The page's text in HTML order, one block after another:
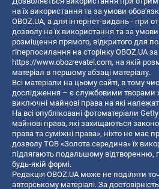
на їх використання та за умови
OBOZ.UA, а для інтернет-видань - при
дозволу на їх використання та за
розміщення прямого, відкритого для
гіперпосилання на сторінку OBOZ.UA
https://www.obozrevatel.com, на якій
матеріал в першому абзаці матеріалу.
Всі матеріали на цьому сайті, в тому
дослідження – є службовими творами
виключні майнові права на які
На всі опубліковані фотоматеріали
майнові права, які захищаються
права та суміжні права», ніхто не має
дозволу ТОВ «Золота середина» їх
підлягають подальшому
будь-якій формі.
Редакція OBOZ.UA може не поділяти
авторському матеріалі. За